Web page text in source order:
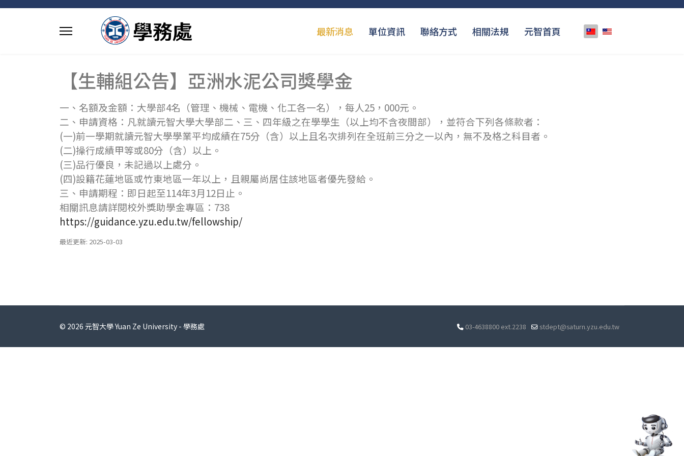
最新消息 單位資訊 聯絡方式 相關法規 元智首頁 選擇你的語言
【生輔組公告】亞洲水泥公司獎學金
一、名額及金額：大學部4名（管理、機械、電機、化工各一名），每人25，000元。
二、申請資格：凡就讀元智大學大學部二、三、四年級之在學學生（以上均不含夜間部），並符合下列各條款者：
(一)前一學期就讀元智大學學業平均成績在75分（含）以上且名次排列在全班前三分之一以內，無不及格之科目者。
(二)操行成績甲等或80分（含）以上。
(三)品行優良，未記過以上處分。
(四)設籍花蓮地區或竹東地區一年以上，且親屬尚居住該地區者優先發給。
三、申請期程：即日起至114年3月12日止。
相關訊息請詳閱校外獎助學金專區：738
https://guidance.yzu.edu.tw/fellowship/
最近更新: 2025-03-03
© 2026 元智大學 Yuan Ze University - 學務處 03-4638800 ext.2238 stdept@saturn.yzu.edu.tw